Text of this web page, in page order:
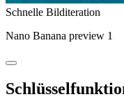
Schnelle Bilditeration
Nano Banana preview 1